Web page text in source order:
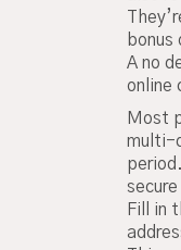
A no
online
Most
multi-
Fill in